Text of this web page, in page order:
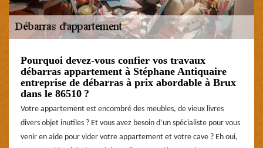
Pourquoi devez-vous confier vos travaux
débarras appartement à Stéphane Antiquaire
entreprise de débarras à prix abordable à Brux
dans le 86510 ?
Votre appartement est encombré des meubles, de vieux livres
divers objet inutiles ? Et vous avez besoin d’un spécialiste pour vous
venir en aide pour vider votre appartement et votre cave ? Eh oui,